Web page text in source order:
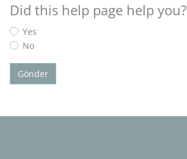
Did this help page help you?
Yes
No
Gönder